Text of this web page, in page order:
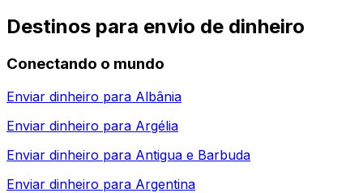
Destinos para envio de dinheiro
Conectando o mundo
Enviar dinheiro para Albânia
Enviar dinheiro para Argélia
Enviar dinheiro para Antigua e Barbuda
Enviar dinheiro para Argentina